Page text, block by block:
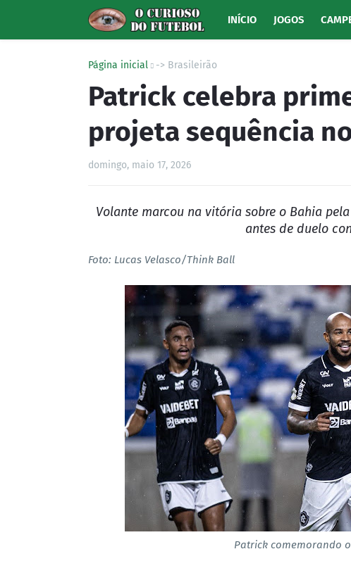
INÍCIO JOGOS
Página inicial -> Brasileirão
Patrick celebra
projeta sequência
domingo, maio 17, 2026
Volante marcou na vitória sobre o Bahia
antes de duelo
Foto: Lucas Velasco/Think Ball
Patrick comemorando